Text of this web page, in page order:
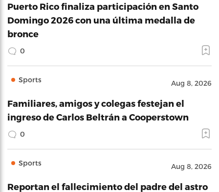
Puerto Rico finaliza participación en Santo
Domingo 2026 con una última medalla de
bronce
0
Sports Aug 8, 2026
Familiares, amigos y colegas festejan el
ingreso de Carlos Beltrán a Cooperstown
0
Sports Aug 8, 2026
Reportan el fallecimiento del padre del astro